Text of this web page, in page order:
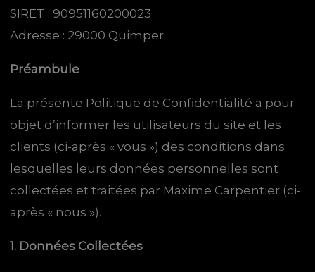
SIRET : 90951160200023
Adresse : 29000 Quimper
Préambule
La présente Politique de Confidentialité a pour
objet d’informer les utilisateurs du site et les
clients (ci-après « vous ») des conditions dans
lesquelles leurs données personnelles sont
collectées et traitées par Maxime Carpentier (ci-
après « nous »).
1. Données Collectées